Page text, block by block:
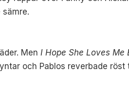
Men I Hope She Loves Me
och Pablos reverbade